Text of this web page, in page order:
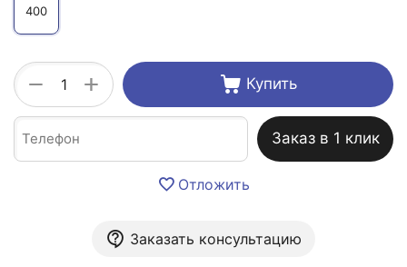
400
+
− Купить
Заказ в 1 клик
Отложить
Заказать консультацию